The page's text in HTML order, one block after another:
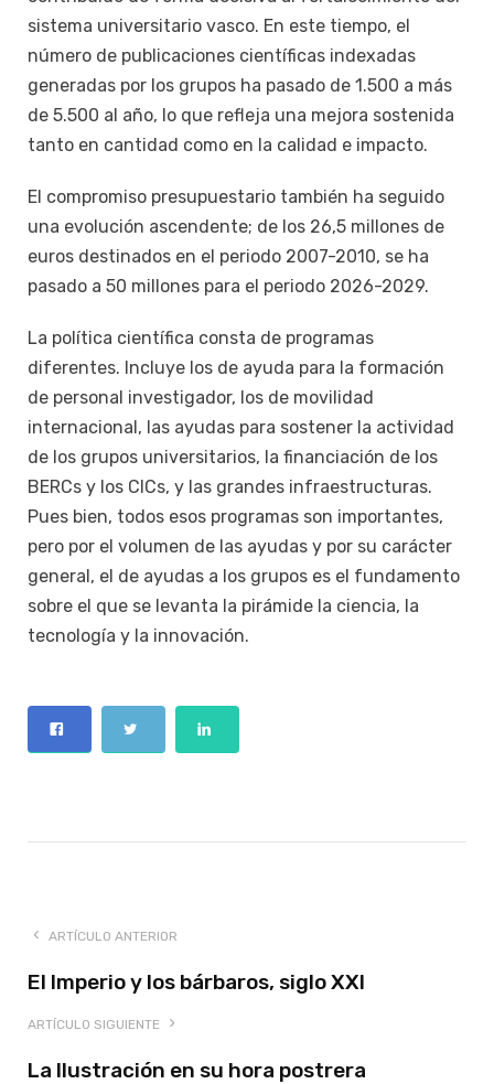
sistema universitario vasco. En este tiempo, el
número de publicaciones científicas indexadas
generadas por los grupos ha pasado de 1.500 a más
de 5.500 al año, lo que refleja una mejora sostenida
tanto en cantidad como en la calidad e impacto.
El compromiso presupuestario también ha seguido
una evolución ascendente; de los 26,5 millones de
euros destinados en el periodo 2007-2010, se ha
pasado a 50 millones para el periodo 2026-2029.
La política científica consta de programas
diferentes. Incluye los de ayuda para la formación
de personal investigador, los de movilidad
internacional, las ayudas para sostener la actividad
de los grupos universitarios, la financiación de los
BERCs y los CICs, y las grandes infraestructuras.
Pues bien, todos esos programas son importantes,
pero por el volumen de las ayudas y por su carácter
general, el de ayudas a los grupos es el fundamento
sobre el que se levanta la pirámide la ciencia, la
tecnología y la innovación.
ARTÍCULO ANTERIOR
El Imperio y los bárbaros, siglo XXI
ARTÍCULO SIGUIENTE
La Ilustración en su hora postrera